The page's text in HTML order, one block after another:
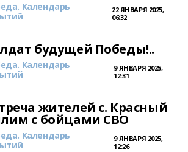
Календарь
22 ЯНВАРЯ 2025,
06:32
будущей Победы!..
Календарь
9 ЯНВАРЯ 2025,
12:31
жителей с. Красный
с бойцами СВО
Календарь
9 ЯНВАРЯ 2025,
12:26